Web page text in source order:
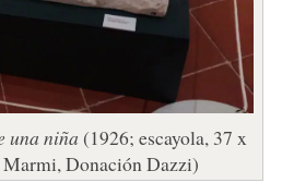
una niña (1926; escayola, 37 x
Donación Dazzi)